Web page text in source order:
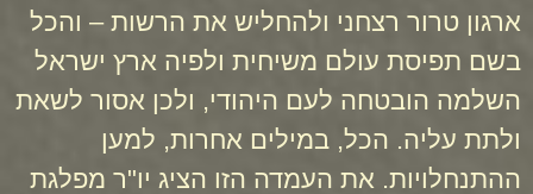
ארגון טרור רצחני ולהחליש את הרשות – והכל
בשם תפיסת עולם משיחית ולפיה ארץ ישראל
השלמה הובטחה לעם היהודי, ולכן אסור לשאת
ולתת עליה. הכל, במילים אחרות, למען
ההתנחלויות. את העמדה הזו הציג יו"ר מפלגת